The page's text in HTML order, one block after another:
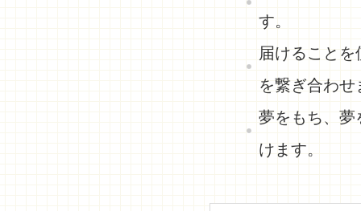
す。
届けること
を繋ぎ合わせ
夢をもち、
けます。